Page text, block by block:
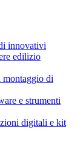
innovativi
edilizio
montaggio di
e strumenti
digitali e kit